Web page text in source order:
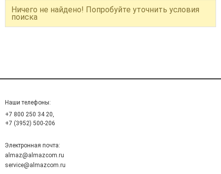
Ничего не найдено! Попробуйте уточнить условия
поиска
Наши телефоны:
+7 800 250 34 20,
+7 (3952) 500-206
Электронная почта:
almaz@almazcom.ru
service@almazcom.ru